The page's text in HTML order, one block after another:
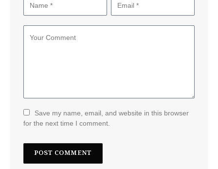
Save my name, email, and website in this browser
for the next time I comment.